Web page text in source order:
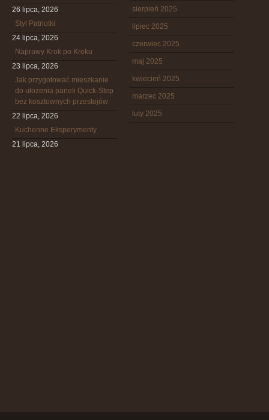
26 lipca, 2026
Styl Patriotki
24 lipca, 2026
Naprawy Krok po Kroku
23 lipca, 2026
Jak przygotować mieszkanie
do ułożenia paneli Quick-Step
bez kosztownych przestojów
22 lipca, 2026
Kuchenne Eksperymenty
21 lipca, 2026
sierpień 2025
lipiec 2025
czerwiec 2025
maj 2025
kwiecień 2025
marzec 2025
luty 2025